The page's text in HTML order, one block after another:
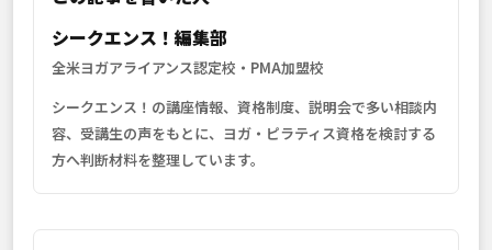
シークエンス！編集部
全米ヨガアライアンス認定校・PMA加盟校
シークエンス！の講座情報、資格制度、説明会で多い相談内
容、受講生の声をもとに、ヨガ・ピラティス資格を検討する
方へ判断材料を整理しています。